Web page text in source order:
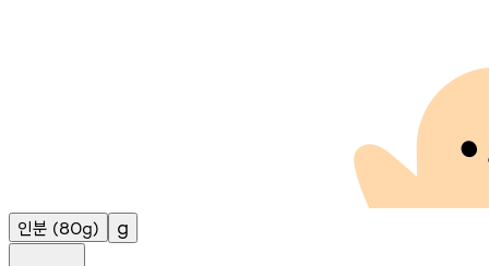
인분 (80g) g